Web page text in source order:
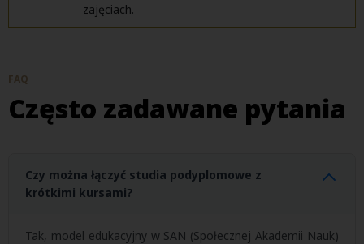
zajęciach.
FAQ
Często zadawane pytania
Czy można łączyć studia podyplomowe z
krótkimi kursami?
Tak, model edukacyjny w SAN (Społecznej Akademii Nauk)